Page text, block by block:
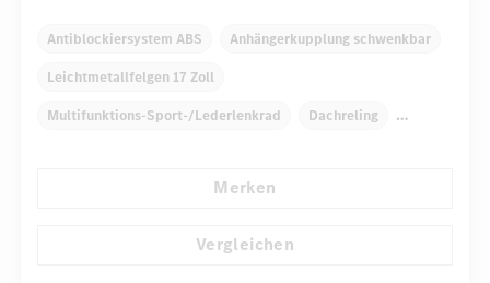
Antiblockiersystem ABS Anhängerkupplung schwenkbar
Leichtmetallfelgen 17 Zoll
Multifunktions-Sport-/Lederlenkrad Dachreling
Niveauregulierung
Merken
Vergleichen